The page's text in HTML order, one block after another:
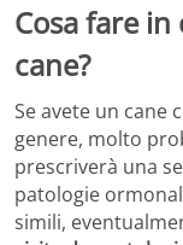
Cosa fare in
cane?
Se avete un cane
genere, molto
prescriverà una
patologie
simili,